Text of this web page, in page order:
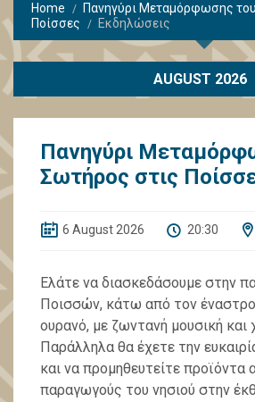
Home
Πανηγύρι Μεταμόρφωσης
Ποίσσες
Εκδηλώσεις
AUGUST 2026
Πανηγύρι
Σωτήρος στις
6 August 2026 20:30
Ελάτε να διασκεδάσουμε στην
Ποισσών, κάτω από τον έναστρο
ουρανό, με ζωντανή μουσική και
Παράλληλα θα έχετε την
και να προμηθευτείτε προϊόντα
παραγωγούς του νησιού στην